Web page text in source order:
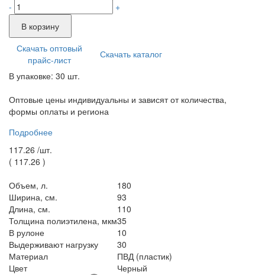
-
+
В корзину
Скачать оптовый
прайс-лист
Скачать каталог
В упаковке: 30 шт.
Оптовые цены индивидуальны и зависят от количества,
формы оплаты и региона
Подробнее
117.26 /шт.
( 117.26 )
Объем, л.
180
Ширина, см.
93
Длина, см.
110
Толщина полиэтилена, мкм35
В рулоне
10
Выдерживают нагрузку
30
Материал
ПВД (пластик)
Цвет
Черный